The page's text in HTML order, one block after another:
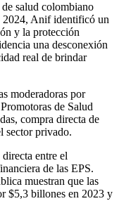
salud colombiano
2024, Anif identificó un
y la protección
una desconexión
real de brindar
moderadoras por
de Salud
compra directa de
sector privado.
entre el
de las EPS.
muestran que las
$5,3 billones en 2023 y